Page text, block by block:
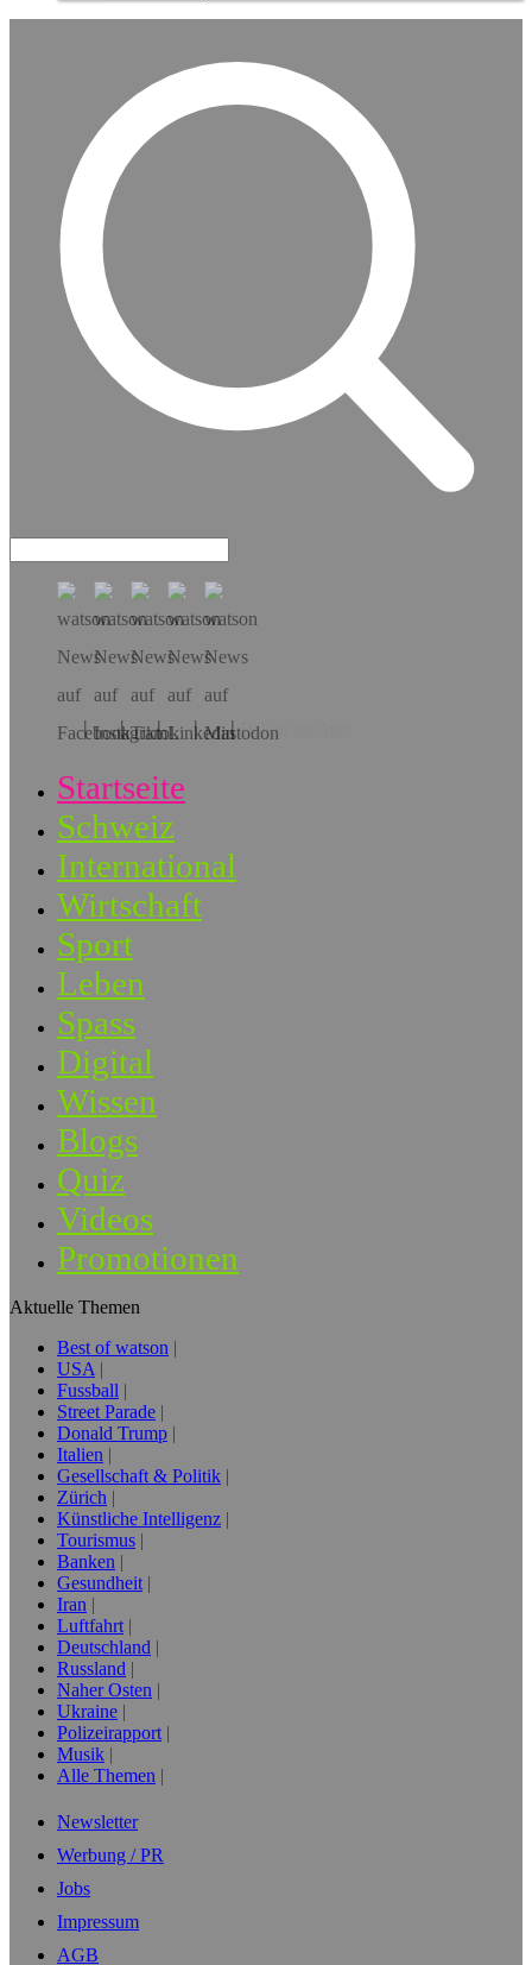
Hol dir die App!
Startseite
Schweiz
International
Wirtschaft
Sport
Leben
Spass
Digital
Wissen
Blogs
Quiz
Videos
Promotionen
Aktuelle Themen
Best of watson
USA
Fussball
Street Parade
Donald Trump
Italien
Gesellschaft & Politik
Zürich
Künstliche Intelligenz
Tourismus
Banken
Gesundheit
Iran
Luftfahrt
Deutschland
Russland
Naher Osten
Ukraine
Polizeirapport
Musik
Alle Themen
Newsletter
Werbung / PR
Jobs
Impressum
AGB